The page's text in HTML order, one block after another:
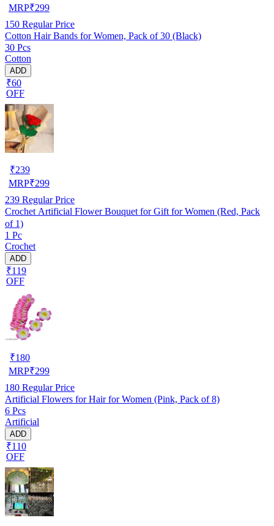
MRP₹299
150 Regular Price
Cotton Hair Bands for Women, Pack of 30 (Black)
30 Pcs
Cotton
ADD
₹60
OFF
₹239
MRP₹299
239 Regular Price
Crochet Artificial Flower Bouquet for Gift for Women (Red, Pack
of 1)
1 Pc
Crochet
ADD
₹119
OFF
₹180
MRP₹299
180 Regular Price
Artificial Flowers for Hair for Women (Pink, Pack of 8)
6 Pcs
Artificial
ADD
₹110
OFF